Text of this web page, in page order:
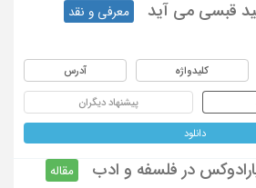
قبسی می آید
معرفی و نقد
کلیدواژه آدرس
پیشنهاد دیگران
دانلود
در فلسفه و ادب
مقاله